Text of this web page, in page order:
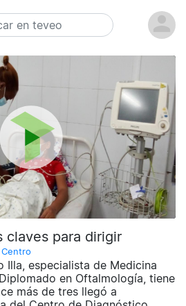
claves para dirigir
Centro
Illa, especialista de Medicina
en Oftalmología, tiene
más de tres llegó a